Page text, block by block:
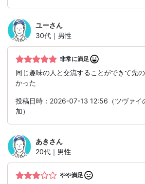
ユーさん
30代｜男性
非常に満足
同じ趣味の人と交流することができて先
かった
投稿日時：2026-07-13 12:56（ツヴァイ
加）
あきさん
20代｜男性
やや満足